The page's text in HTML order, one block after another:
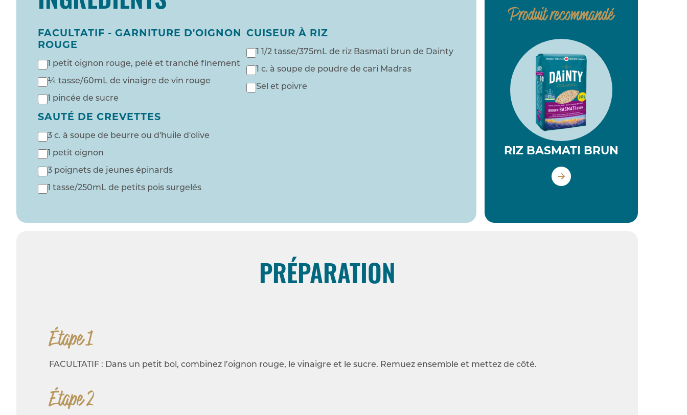
FACULTATIF - GARNITURE D'OIGNON
ROUGE
1 petit oignon rouge, pelé et tranché finement
¼ tasse/60mL de vinaigre de vin rouge
1 pincée de sucre
CUISEUR À RIZ
1 1/2 tasse/375mL de riz Basmati brun de Dainty
1 c. à soupe de poudre de cari Madras
Sel et poivre
SAUTÉ DE CREVETTES
3 c. à soupe de beurre ou d'huile d'olive
1 petit oignon
3 poignets de jeunes épinards
1 tasse/250mL de petits pois surgelés
Produit recommandé
RIZ BASMATI BRUN
PRÉPARATION
Étape 1
FACULTATIF : Dans un petit bol, combinez l’oignon rouge, le vinaigre et le sucre. Remuez ensemble et mettez de côté.
Étape 2